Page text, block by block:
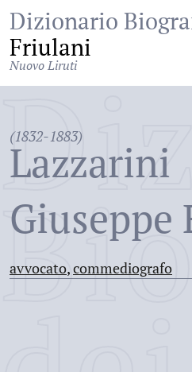
Dizionario
Friulani
Nuovo Liruti
(1832-1883)
Lazzarini
Giuseppe
avvocato,commediografo